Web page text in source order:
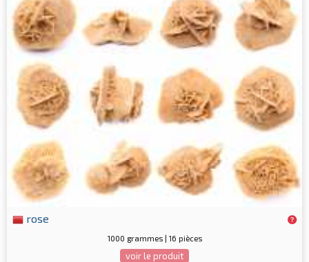
rose
1000 grammes | 16 pièces
voir le produit